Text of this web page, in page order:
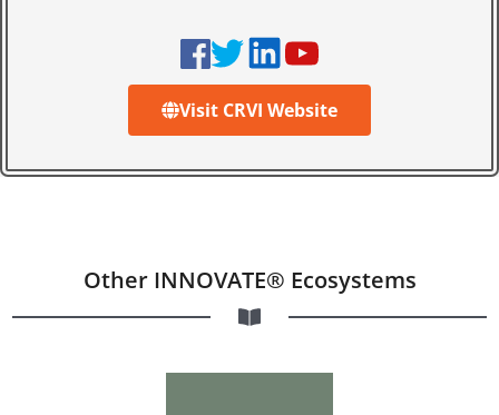
Visit CRVI Website
Other INNOVATE® Ecosystems